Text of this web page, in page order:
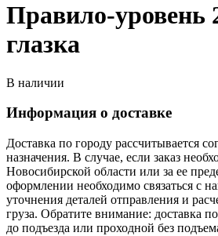
Правило-уровень
глазка
В наличии
Информация о доставке
Доставка по городу рассчитывается
назначения. В случае, если заказ
Новосибирской области или за ее
оформлении необходимо связаться с
уточнения деталей отправления и
груза. Обратите внимание: доставка
до подъезда или проходной без